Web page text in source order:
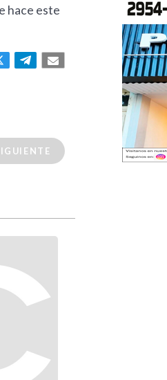
hace este